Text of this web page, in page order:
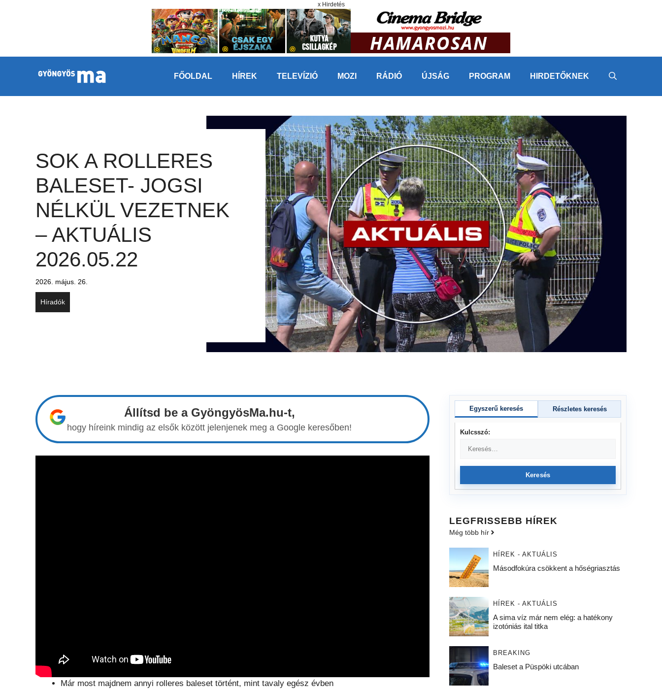
x Hirdetés
FŐOLDAL HÍREK TELEVÍZIÓ MOZI RÁDIÓ ÚJSÁG PROGRAM HIRDETŐKNEK
SOK A ROLLERES
BALESET- JOGSI
NÉLKÜL VEZETNEK
– AKTUÁLIS
2026.05.22
2026. május. 26.
Híradók
Állítsd be a GyöngyösMa.hu-t,
hogy híreink mindig az elsők között jelenjenek meg a Google keresőben!
Már most majdnem annyi rolleres baleset történt, mint tavaly egész évben
Egyszerű keresés Részletes keresés
Kulcsszó:
Keresés
LEGFRISSEBB HÍREK
Még több hír
HÍREK - AKTUÁLIS
Másodfokúra csökkent a hőségriasztás
HÍREK - AKTUÁLIS
A sima víz már nem elég: a hatékony
izotóniás ital titka
BREAKING
Baleset a Püspöki utcában